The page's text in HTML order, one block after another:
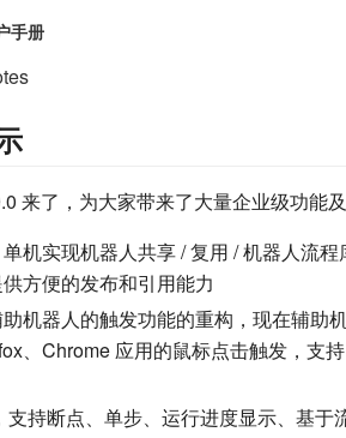
手册
来了，为大家带来了大量企业级功能
机实现机器人共享 / 复用 / 机器人流
方便的发布和引用能力
机器人的触发功能的重构，现在辅助
、Chrome 应用的鼠标点击触发，支
支持断点、单步、运行进度显示、基于